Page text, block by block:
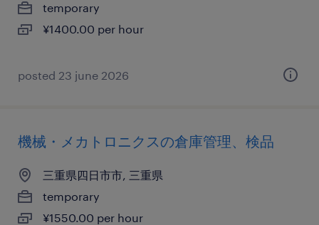
temporary
¥1400.00 per hour
posted 23 june 2026
機械・メカトロニクスの倉庫管理、検品
三重県四日市市, 三重県
temporary
¥1550.00 per hour